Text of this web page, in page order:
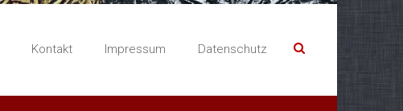
Kontakt Impressum Datenschutz